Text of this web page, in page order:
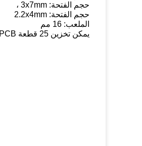
حجم الفتحة: 3x7mm ،
حجم الفتحة: 2.2x4mm
الملعب: 16 مم
يمكن تخزين 25 قطعة PCB